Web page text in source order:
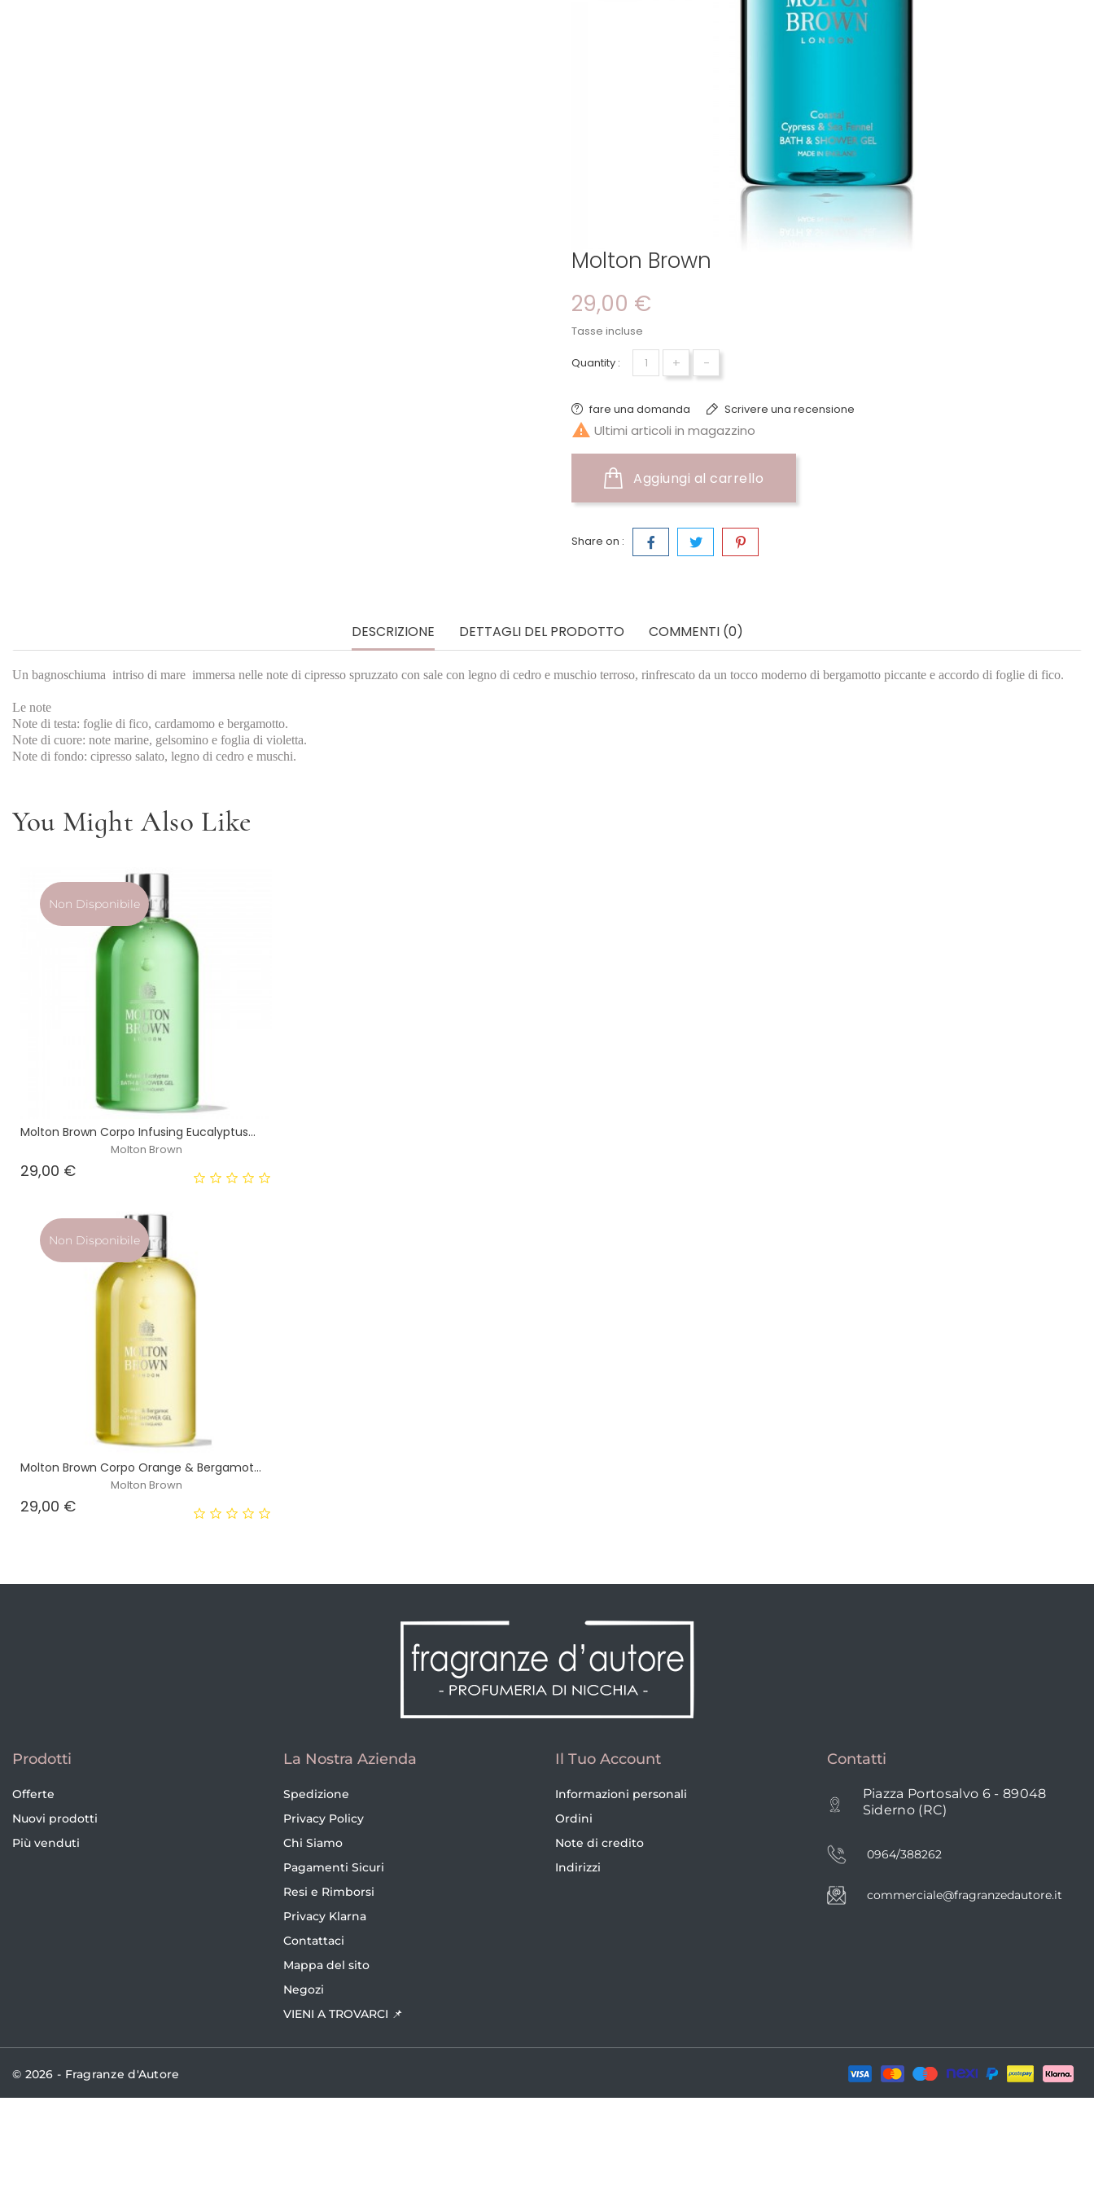
Molton Brown
29,00 €
Tasse incluse
Quantity : + -
fare una domanda Scrivere una recensione
 Ultimi articoli in magazzino
Aggiungi al carrello
Share on :
DESCRIZIONE DETTAGLI DEL PRODOTTO COMMENTI (0)
Un bagnoschiuma intriso di mare immersa nelle note di cipresso spruzzato con sale con legno di cedro e muschio terroso, rinfrescato da un tocco moderno di bergamotto piccante e accordo di foglie di fico.
Le note
Note di testa: foglie di fico, cardamomo e bergamotto.
Note di cuore: note marine, gelsomino e foglia di violetta.
Note di fondo: cipresso salato, legno di cedro e muschi.
You Might Also Like
Non Disponibile
Molton Brown Corpo Infusing Eucalyptus...
Molton Brown
29,00 €Prezzo
Non Disponibile
Molton Brown Corpo Orange & Bergamot...
Molton Brown
29,00 €Prezzo
Prodotti
Offerte
Nuovi prodotti
Più venduti
La Nostra Azienda
Spedizione
Privacy Policy
Chi Siamo
Pagamenti Sicuri
Resi e Rimborsi
Privacy Klarna
Contattaci
Mappa del sito
Negozi
VIENI A TROVARCI 📌
Il Tuo Account
Informazioni personali
Ordini
Note di credito
Indirizzi
Contatti
Piazza Portosalvo 6 - 89048
Siderno (RC)
0964/388262
commerciale@fragranzedautore.it
© 2026 - Fragranze d'Autore